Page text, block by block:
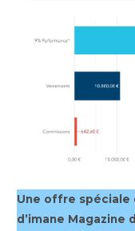
Une offre spéciale
d’imane Magazine